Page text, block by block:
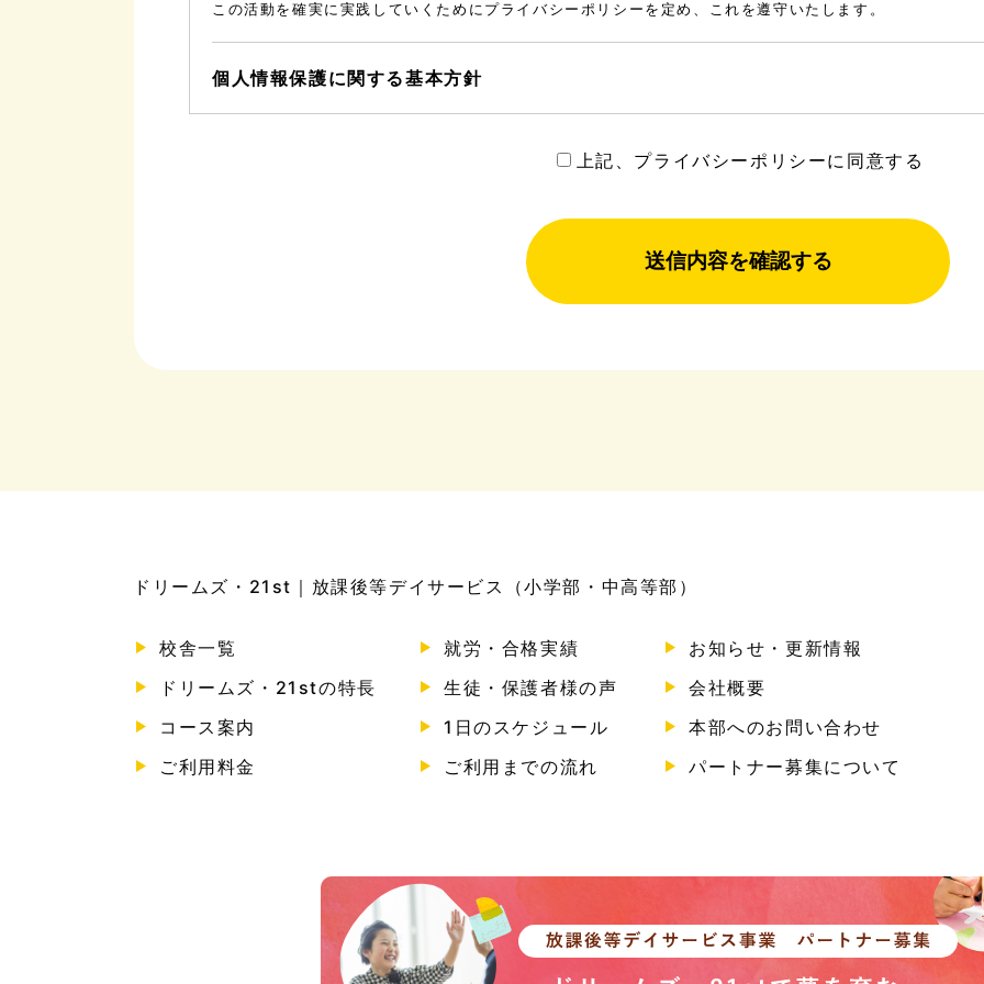
この活動を確実に実践していくためにプライバシーポリシーを定め、これを遵守いたします。
個人情報保護に関する基本方針
如何なる業務においても個人を特定できる内容について、そのプライバシー保護、情報の機密を保持するよ
個人情報とは、あらゆる業務でご提供していただくお客様の氏名、メールアドレス、電話番号等、お客様
お客様より収集させていただいた個人情報は、不正アクセス・紛失・窃取がないよう適切に管理し、収集
個人情報は、お客様の承諾が無い限り、第三者への情報の開示・提供を一切いたしません。ただし、以下
上記、プライバシーポリシーに同意する
送信内容を確認する
ドリームズ・21st｜放課後等デイサービス（小学部・中高等部）
校舎一覧
ドリームズ・21stの特長
コース案内
ご利用料金
就労・合格実績
生徒・保護者様の声
1日のスケジュール
ご利用までの流れ
お知らせ・更新情報
会社概要
本部へのお問い合わせ
パートナー募集について